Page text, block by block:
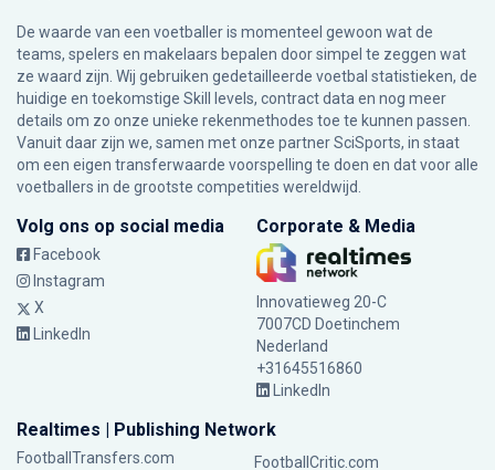
De waarde van een voetballer is momenteel gewoon wat de
teams, spelers en makelaars bepalen door simpel te zeggen wat
ze waard zijn. Wij gebruiken gedetailleerde voetbal statistieken, de
huidige en toekomstige Skill levels, contract data en nog meer
details om zo onze unieke rekenmethodes toe te kunnen passen.
Vanuit daar zijn we, samen met onze partner SciSports, in staat
om een eigen transferwaarde voorspelling te doen en dat voor alle
voetballers in de grootste competities wereldwijd.
Volg ons op social media
Facebook
Instagram
X
LinkedIn
Corporate & Media
Innovatieweg 20-C
7007CD Doetinchem
Nederland
+31645516860
LinkedIn
Realtimes | Publishing Network
FootballTransfers.com FootballCritic.com